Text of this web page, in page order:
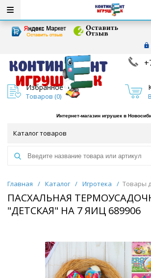
Избранное
Товаров (0)
Интернет-магазин игрушек в
Каталог товаров
Главная / Каталог / Игротека / Товары
ПАСХАЛЬНАЯ
"ДЕТСКАЯ" НА 7 ЯИЦ 689906